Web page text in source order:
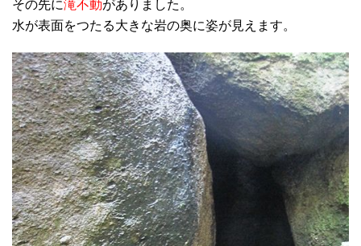
その先に滝不動がありました。
水が表面をつたる大きな岩の奥に姿が見えます。